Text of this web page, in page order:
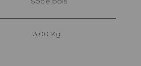
13,00 Kg